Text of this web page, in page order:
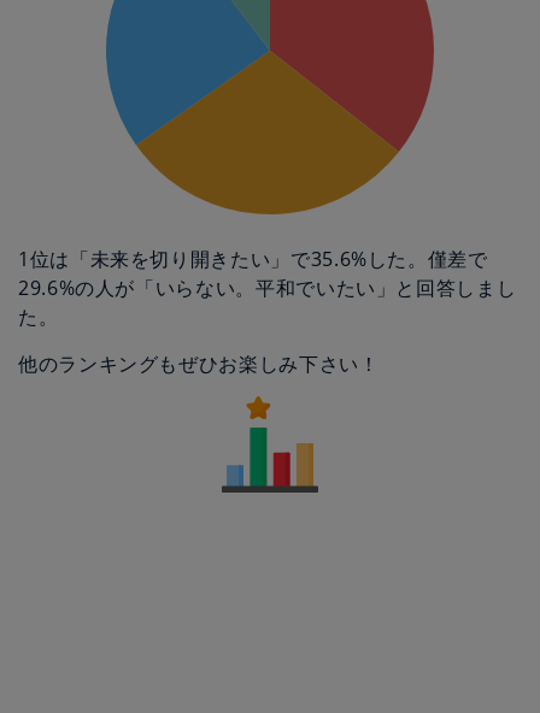
1位は「未来を切り開きたい」で35.6%した。僅差で
29.6%の人が「いらない。平和でいたい」と回答しまし
た。
他のランキングもぜひお楽しみ下さい！